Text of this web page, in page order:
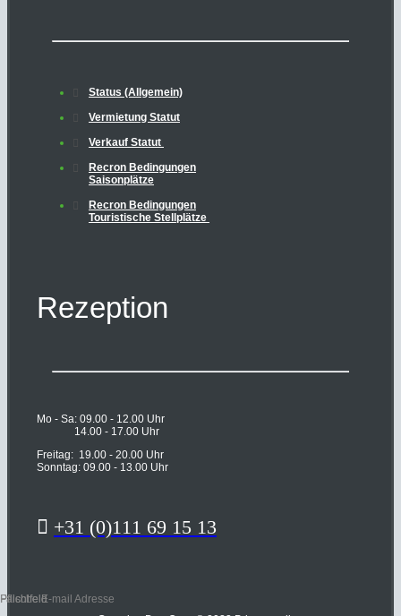
Pflichtfeld
Falsche E-mail Adresse
Pflichtfeld
Status (Allgemein)
Vermietung Statut
Verkauf Statut
Recron Bedingungen
Saisonplätze
Recron Bedingungen
Touristische Stellplätze
Rezeption
Mo - Sa: 09.00 - 12.00 Uhr
14.00 - 17.00 Uhr
Freitag: 19.00 - 20.00 Uhr
Sonntag: 09.00 - 13.00 Uhr
 +31 (0)111 69 15 13